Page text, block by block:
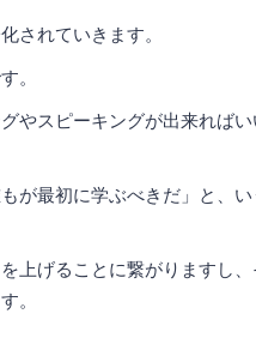
されていきます。
。
やスピーキングが出来ればい
が最初に学ぶべきだ」と、い
上げることに繋がりますし、
。